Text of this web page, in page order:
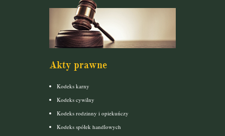
Akty prawne
Kodeks karny
Kodeks cywilny
Kodeks rodzinny i opiekuńczy
Kodeks spółek handlowych